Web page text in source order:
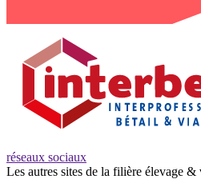
réseaux sociaux
Les autres sites de la filière élevage &